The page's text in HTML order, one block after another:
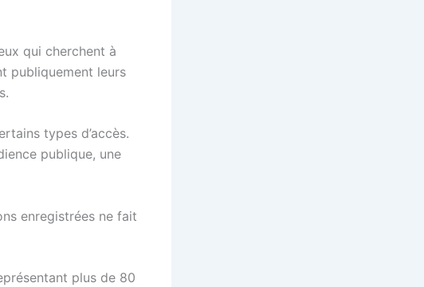
qui cherchent à
publiquement leurs
types d’accès.
publique, une
enregistrées ne fait
plus de 80